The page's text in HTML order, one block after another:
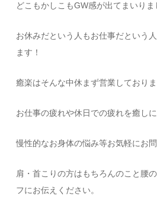
どこもかしこもGW感が出てまいりま
お休みだという人もお仕事だという
ます！
癒楽はそんな中休まず営業しておりま
お仕事の疲れや休日での疲れを癒し
慢性的なお身体の悩み等お気軽にお
肩・首こりの方はもちろんのこと腰
フにお伝えください。